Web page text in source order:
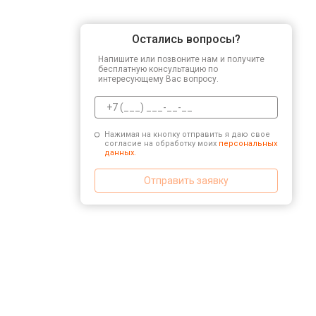
Остались вопросы?
Напишите или позвоните нам и получите
бесплатную консультацию по
интересующему Вас вопросу.
Нажимая на кнопку отправить я даю свое
согласие на обработку моих персональных
данных.
Отправить заявку